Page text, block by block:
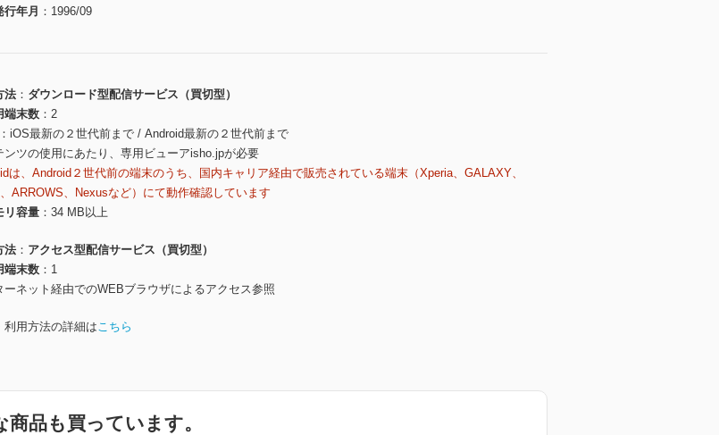
行年月
1996/09
法
ダウンロード型配信サービス（買切型）
端末数
2
iOS最新の２世代前まで / Android最新の２世代前まで
ツの使用にあたり、専用ビューアisho.jpが必要
は、Android２世代前の端末のうち、国内キャリア経由で販売されている端末（Xperia、GALAXY、
ARROWS、Nexusなど）にて動作確認しています
リ容量
34 MB以上
法
アクセス型配信サービス（買切型）
端末数
1
ネット経由でのWEBブラウザによるアクセス参照
用方法の詳細はこちら
品も買っています。